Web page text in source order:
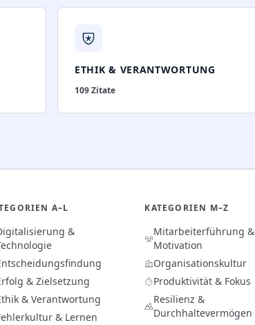
ETHIK & VERANTWORTUNG
109Zitate
A–L
&
& Zielsetzung
& Verantwortung
& Lernen
KATEGORIEN M–Z
Mitarbeiterführung &
Motivation
Organisationskultur
Produktivität & Fokus
Resilienz &
Durchhaltevermögen